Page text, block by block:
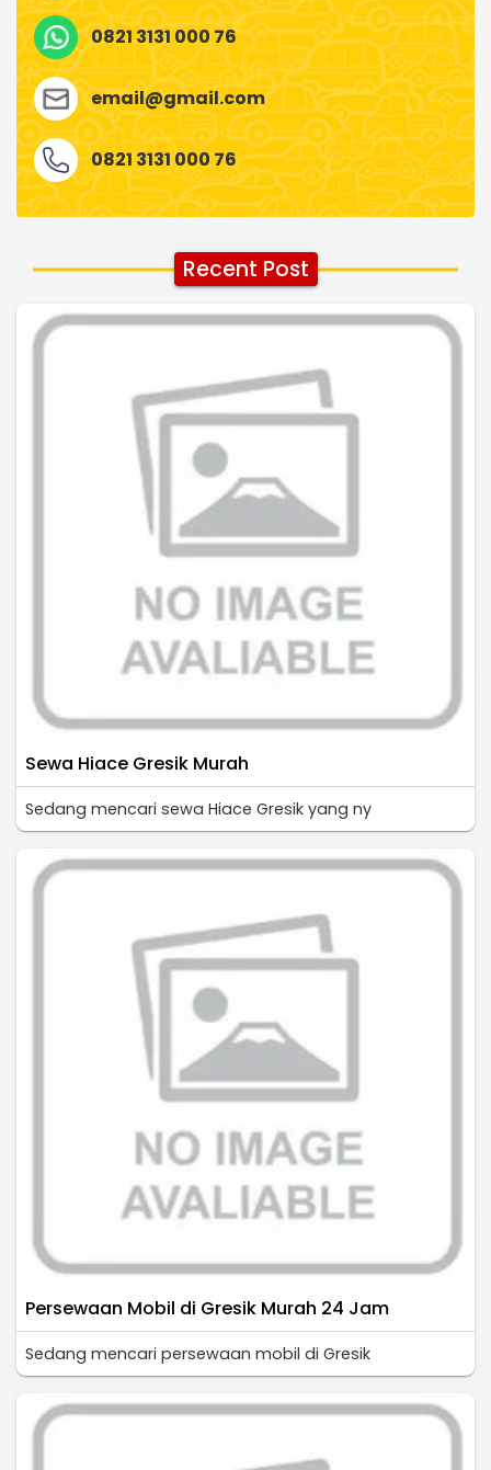
0821 3131 000 76
email@gmail.com
0821 3131 000 76
Recent Post
Sewa Hiace Gresik Murah
Sedang mencari sewa Hiace Gresik yang ny
Persewaan Mobil di Gresik Murah 24 Jam
Sedang mencari persewaan mobil di Gresik